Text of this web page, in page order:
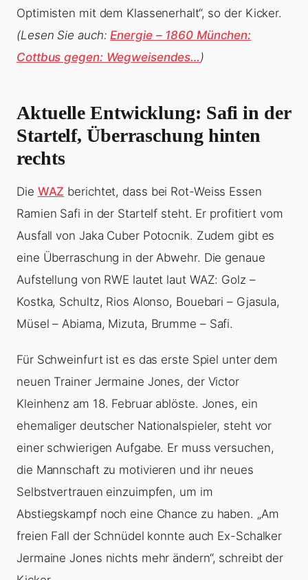
Optimisten mit dem Klassenerhalt“, so der Kicker.
(Lesen Sie auch:Energie – 1860 München:
Cottbus gegen: Wegweisendes…)
Aktuelle Entwicklung: Safi in der
Startelf, Überraschung hinten
rechts
Die WAZ berichtet, dass bei Rot-Weiss Essen
Ramien Safi in der Startelf steht. Er profitiert vom
Ausfall von Jaka Cuber Potocnik. Zudem gibt es
eine Überraschung in der Abwehr. Die genaue
Aufstellung von RWE lautet laut WAZ: Golz –
Kostka, Schultz, Rios Alonso, Bouebari – Gjasula,
Müsel – Abiama, Mizuta, Brumme – Safi.
Für Schweinfurt ist es das erste Spiel unter dem
neuen Trainer Jermaine Jones, der Victor
Kleinhenz am 18. Februar ablöste. Jones, ein
ehemaliger deutscher Nationalspieler, steht vor
einer schwierigen Aufgabe. Er muss versuchen,
die Mannschaft zu motivieren und ihr neues
Selbstvertrauen einzuimpfen, um im
Abstiegskampf noch eine Chance zu haben. „Am
freien Fall der Schnüdel konnte auch Ex-Schalker
Jermaine Jones nichts mehr ändern“, schreibt der